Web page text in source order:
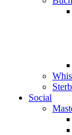
Social